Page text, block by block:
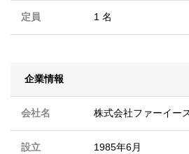
定員 1 名
企業情報
会社名 株式会社ファーイー
設立 1985年6月